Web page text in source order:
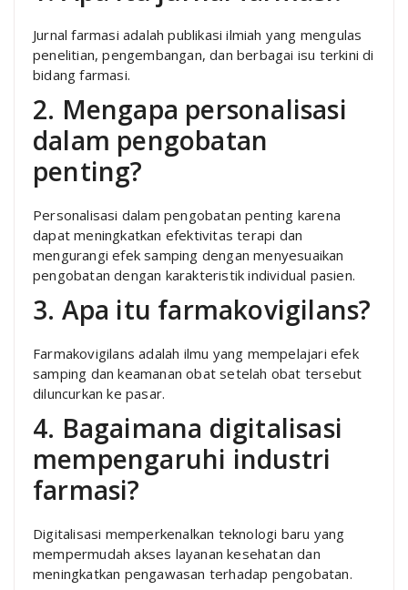
Jurnal farmasi adalah publikasi ilmiah yang mengulas
penelitian, pengembangan, dan berbagai isu terkini di
bidang farmasi.
2. Mengapa personalisasi
dalam pengobatan
penting?
Personalisasi dalam pengobatan penting karena
dapat meningkatkan efektivitas terapi dan
mengurangi efek samping dengan menyesuaikan
pengobatan dengan karakteristik individual pasien.
3. Apa itu farmakovigilans?
Farmakovigilans adalah ilmu yang mempelajari efek
samping dan keamanan obat setelah obat tersebut
diluncurkan ke pasar.
4. Bagaimana digitalisasi
mempengaruhi industri
farmasi?
Digitalisasi memperkenalkan teknologi baru yang
mempermudah akses layanan kesehatan dan
meningkatkan pengawasan terhadap pengobatan.